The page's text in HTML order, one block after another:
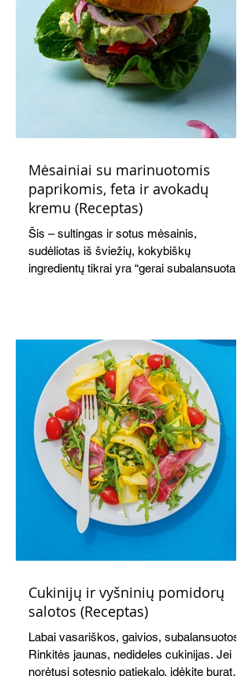
Mėsainiai su marinuotomis
paprikomis, feta ir avokadų
kremu (Receptas)
Šis – sultingas ir sotus mėsainis,
sudėliotas iš šviežių, kokybiškų
ingredientų tikrai yra “gerai subalansuotas
vakarienei, o ypač – visiems vasaros
susibėgimams ant pievelės prie namų.
Nepamirškite ir gėrimų. Prie šio mėsainio
skaniai dera gaivus aviečių ir apelsinų
kokteilis.
Cukinijų ir vyšninių pomidorų
salotos (Receptas)
Labai vasariškos, gaivios, subalansuotos.
Rinkitės jaunas, nedideles cukinijas. Jei
norėtųsi sotesnio patiekalo, įdėkite buratos